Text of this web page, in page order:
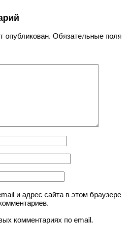
опубликован. Обязательные поля
и адрес сайта в этом браузере
комментариях по email.